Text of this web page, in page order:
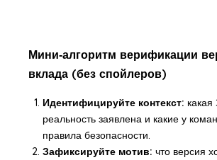
Мини‑алгоритм верификации
вклада (без спойлеров)
Идентифицируйте контекст:
реальность заявлена и какие у
правила безопасности.
Зафиксируйте мотив: что версия